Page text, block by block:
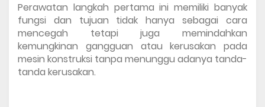
Perawatan langkah pertama ini memiliki banyak
fungsi dan tujuan tidak hanya sebagai cara
mencegah tetapi juga memindahkan
kemungkinan gangguan atau kerusakan pada
mesin konstruksi tanpa menunggu adanya tanda-
tanda kerusakan.